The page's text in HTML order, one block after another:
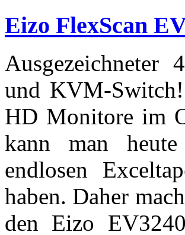
Eizo FlexScan
und KVM-
HD Monitore im
kann man
endlosen
haben. Daher
den Eizo